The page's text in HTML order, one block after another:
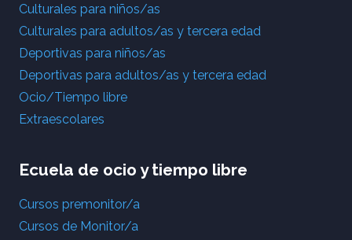
Culturales para niños/as
Culturales para adultos/as y tercera edad
Deportivas para niños/as
Deportivas para adultos/as y tercera edad
Ocio/Tiempo libre
Extraescolares
Ecuela de ocio y tiempo libre
Cursos premonitor/a
Cursos de Monitor/a